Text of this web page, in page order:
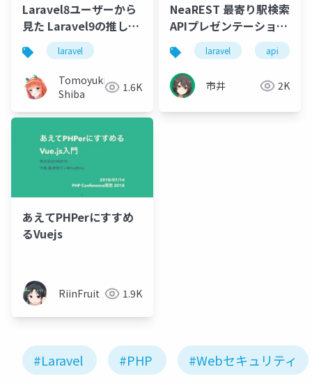
Laravel8ユーザーから
見た Laravel9の推し機
能
laravel
Tomoyuki
Shiba
1.6K
NeaREST 最寄り駅検索
APIプレゼンテーション
資料
laravel api
市井 2K
あえてPHPerにすすめ
るVuejs
RiinFruit 1.9K
#Laravel #PHP #Webセキュリティ